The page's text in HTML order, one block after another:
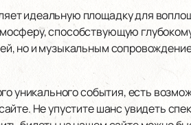
идеальную площадку для
способствующую
но и музыкальным
уникального события, есть
Не упустите шанс увидеть